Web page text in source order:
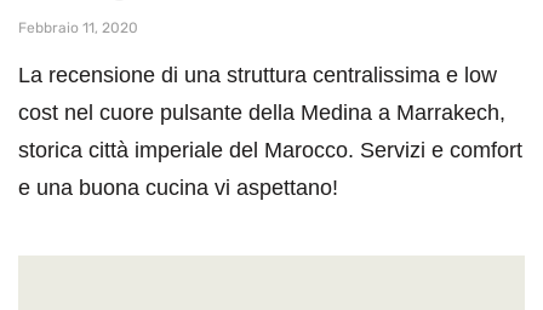
Febbraio 11, 2020
La recensione di una struttura centralissima e low
cost nel cuore pulsante della Medina a Marrakech,
storica città imperiale del Marocco. Servizi e comfort
e una buona cucina vi aspettano!